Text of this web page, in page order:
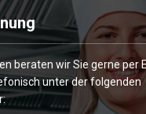
beraten wir Sie gerne per
unter der folgenden